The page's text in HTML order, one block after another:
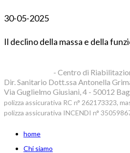
30-05-2025
Il declino della massa e della
- Centro di
Dir. Sanitario Dott.ssa Antonella
Via Guglielmo Giusiani, 4 - 50012
polizza assicurativa RC n° 262173323,
polizza assicurativa INCENDI n°
home
Chi siamo